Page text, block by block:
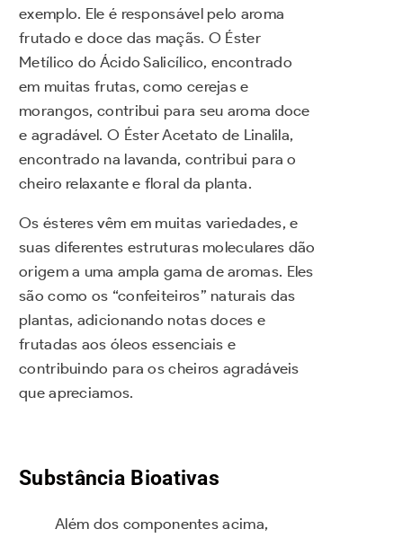
exemplo. Ele é responsável pelo aroma
frutado e doce das maçãs. O Éster
Metílico do Ácido Salicílico, encontrado
em muitas frutas, como cerejas e
morangos, contribui para seu aroma doce
e agradável. O Éster Acetato de Linalila,
encontrado na lavanda, contribui para o
cheiro relaxante e floral da planta.
Os ésteres vêm em muitas variedades, e
suas diferentes estruturas moleculares dão
origem a uma ampla gama de aromas. Eles
são como os “confeiteiros” naturais das
plantas, adicionando notas doces e
frutadas aos óleos essenciais e
contribuindo para os cheiros agradáveis
que apreciamos.
Substância Bioativas
Além dos componentes acima,